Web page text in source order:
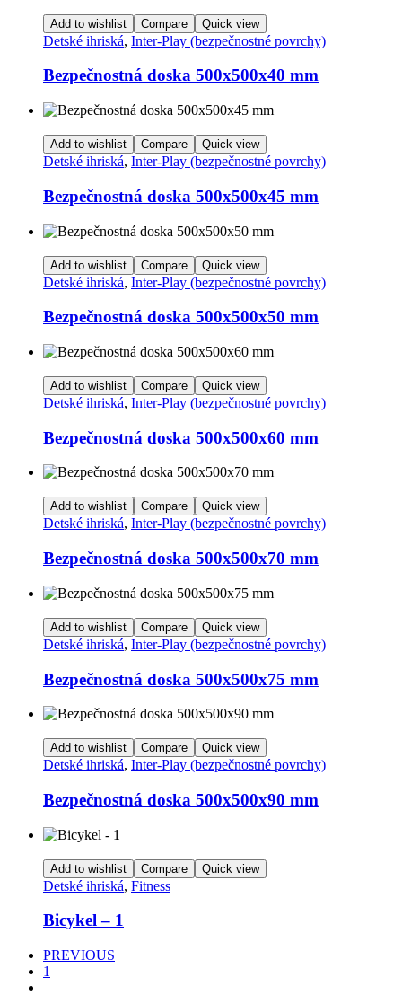
Add to wishlist Compare Quick view
Detské ihriská, Inter-Play (bezpečnostné povrchy)
Bezpečnostná doska 500x500x40 mm
Add to wishlist Compare Quick view
Detské ihriská, Inter-Play (bezpečnostné povrchy)
Bezpečnostná doska 500x500x45 mm
Add to wishlist Compare Quick view
Detské ihriská, Inter-Play (bezpečnostné povrchy)
Bezpečnostná doska 500x500x50 mm
Add to wishlist Compare Quick view
Detské ihriská, Inter-Play (bezpečnostné povrchy)
Bezpečnostná doska 500x500x60 mm
Add to wishlist Compare Quick view
Detské ihriská, Inter-Play (bezpečnostné povrchy)
Bezpečnostná doska 500x500x70 mm
Add to wishlist Compare Quick view
Detské ihriská, Inter-Play (bezpečnostné povrchy)
Bezpečnostná doska 500x500x75 mm
Add to wishlist Compare Quick view
Detské ihriská, Inter-Play (bezpečnostné povrchy)
Bezpečnostná doska 500x500x90 mm
Add to wishlist Compare Quick view
Detské ihriská, Fitness
Bicykel – 1
PREVIOUS
1